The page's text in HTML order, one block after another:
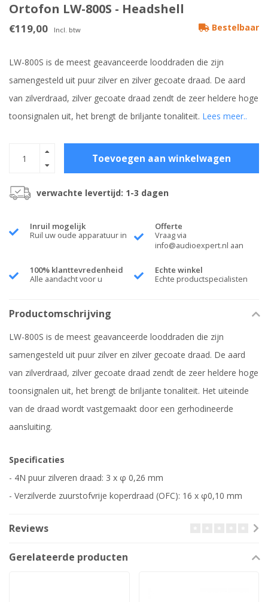
Ortofon LW-800S - Headshell
€119,00 Incl. btw Bestelbaar
LW-800S is de meest geavanceerde looddraden die zijn
samengesteld uit puur zilver en zilver gecoate draad. De aard
van zilverdraad, zilver gecoate draad zendt de zeer heldere hoge
toonsignalen uit, het brengt de briljante tonaliteit. Lees meer..
Toevoegen aan winkelwagen
verwachte levertijd: 1-3 dagen
Inruil mogelijk
Ruil uw oude apparatuur in
Offerte
Vraag via
info@audioexpert.nl aan
100% klanttevredenheid
Alle aandacht voor u
Echte winkel
Echte productspecialisten
Productomschrijving
LW-800S is de meest geavanceerde looddraden die zijn
samengesteld uit puur zilver en zilver gecoate draad. De aard
van zilverdraad, zilver gecoate draad zendt de zeer heldere hoge
toonsignalen uit, het brengt de briljante tonaliteit. Het uiteinde
van de draad wordt vastgemaakt door een gerhodineerde
aansluiting.
Specificaties
- 4N puur zilveren draad: 3 x φ 0,26 mm
- Verzilverde zuurstofvrije koperdraad (OFC): 16 x φ0,10 mm
Reviews
Gerelateerde producten